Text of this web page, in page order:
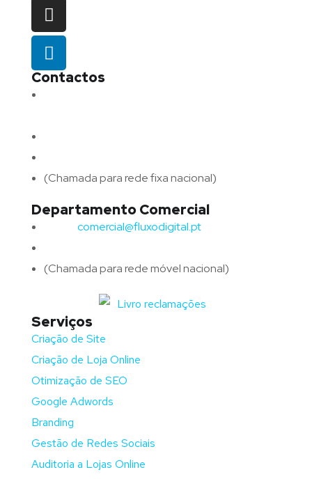
Contactos
(Chamada para rede fixa nacional)
Departamento Comercial
comercial@fluxodigital.pt
(Chamada para rede móvel nacional)
Serviços
Criação de Site
Criação de Loja Online
Otimização de SEO
Google Adwords
Branding
Gestão de Redes Sociais
Auditoria a Lojas Online